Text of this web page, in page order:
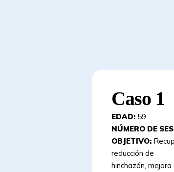
Caso 1
EDAD: 59
NÚMERO DE
OBJETIVO:
reducción de
hinchazón,